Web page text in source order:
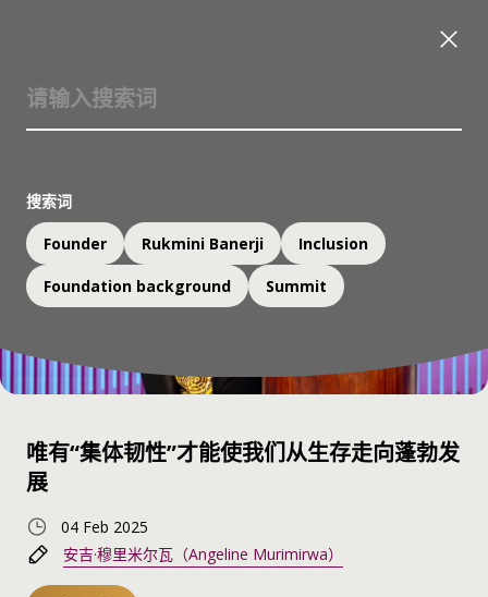
唯有“集体韧性”才能使我们从生存走向蓬勃发
展
04 Feb 2025
安吉·穆里米尔瓦（Angeline Murimirwa）
搜索词
Founder Rukmini Banerji Inclusion
Foundation background Summit